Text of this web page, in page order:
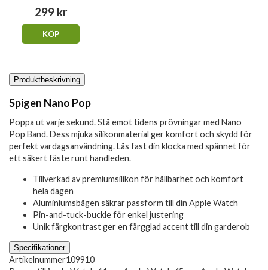
299 kr
KÖP
Produktbeskrivning
Spigen Nano Pop
Poppa ut varje sekund. Stå emot tidens prövningar med Nano
Pop Band. Dess mjuka silikonmaterial ger komfort och skydd för
perfekt vardagsanvändning. Lås fast din klocka med spännet för
ett säkert fäste runt handleden.
Tillverkad av premiumsilikon för hållbarhet och komfort
hela dagen
Aluminiumsbågen säkrar passform till din Apple Watch
Pin-and-tuck-buckle för enkel justering
Unik färgkontrast ger en färgglad accent till din garderob
Specifikationer
Artikelnummer109910